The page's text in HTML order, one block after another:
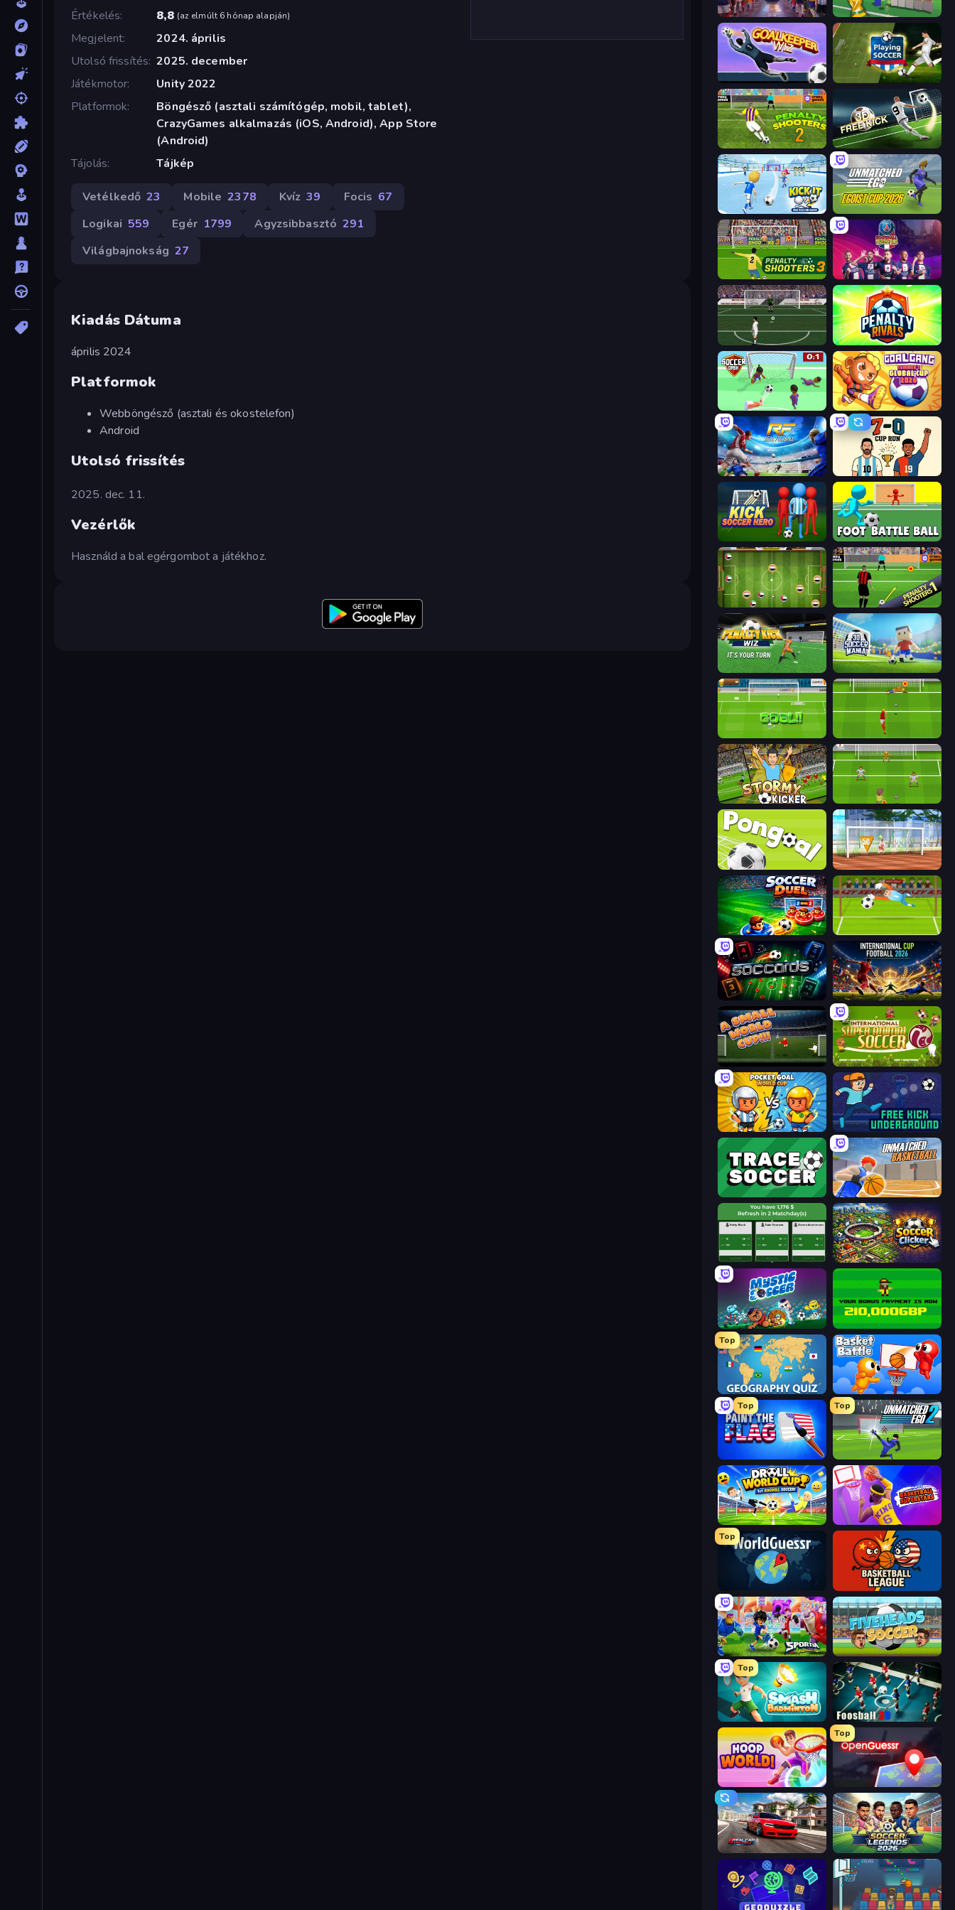
Értékelés
8,8 (az elmúlt 6 hónap alapján)
Megjelent
2024. április
Utolsó frissítés 2025. december
Játékmotor
Unity 2022
Platformok
Böngésző (asztali számítógép, mobil, tablet),
CrazyGames alkalmazás (iOS, Android), App Store
(Android)
Tájolás
Tájkép
Vetélkedő 23 Mobile 2378 Kvíz 39 Focis 67
Logikai 559 Egér 1799 Agyzsibbasztó 291
Világbajnokság 27
Kiadás Dátuma
április 2024
Platformok
Webböngésző (asztali és okostelefon)
Android
Utolsó frissítés
2025. dec. 11.
Vezérlők
Használd a bal egérgombot a játékhoz.
CG FC 26 Free Kicks World Cup 2026
Goalkeeper Wiz Playing Soccer
Penalty Shooters 2 Free Kick Classic (3D Free Kick)
Kick It – Fun Soccer Game
Penalty Shooters 3 PSG Soccer Freestyle
Bicycle Kick Champ Penalty Rivals
Soccer Dash Goal Gang
Real Football
Kick Soccer Hero Foot Battle Ball
Soccer Challenge Penalty Shooters
Penalty Kick Wiz 3D Soccer Mania
Stormy Kicker Drop Kick: World Cup
Pongoal Street Freekick 3D
Soccer Duel Penalty Superstar
Soccards International Cup Football 2026
A Small World Cup International Super Animal Soccer
Pocket Goal: World Cup Free Kick Underground
Tracesoccer Unmatched Basketball
Idle Soccer Manager Soccer Clicker
Mystic Soccer Bad Soccer Manager
Top
Geography Quiz: Flags and Capitals Basket Battle
Top
Paint the Flag
Top
Unmatched Ego 2
Droll World Cup Basketball Superstars
Top
WorldGuessr Free GeoGuessr Basketball League
Sportia Football Cup Fiveheads Soccer
Top
Smash Badminton Foosball 3D
Hoop World 3D
Top
OpenGuessr - Geo Guessing
Real Car Driving Soccer Legends 2026